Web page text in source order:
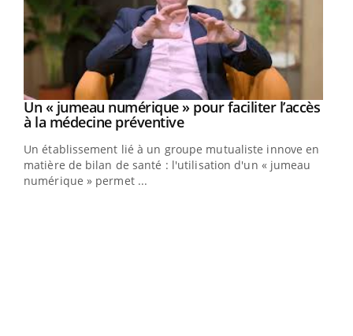
Youtube
Un « jumeau numérique » pour faciliter l’accès
à la médecine préventiveYoutube
Un établissement lié à un groupe mutualiste innove en
matière de bilan de santé : l'utilisation d'un « jumeau
numérique » permet ...